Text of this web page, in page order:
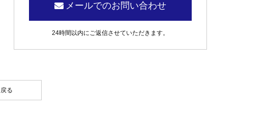
メールでのお問い合わせ
24時間以内にご返信させていただきます。
戻る